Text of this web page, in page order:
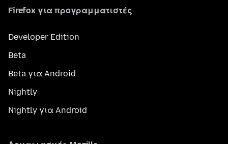
Firefox για προγραμματιστές
Developer Edition
Beta
Beta για Android
Nightly
Nightly για Android